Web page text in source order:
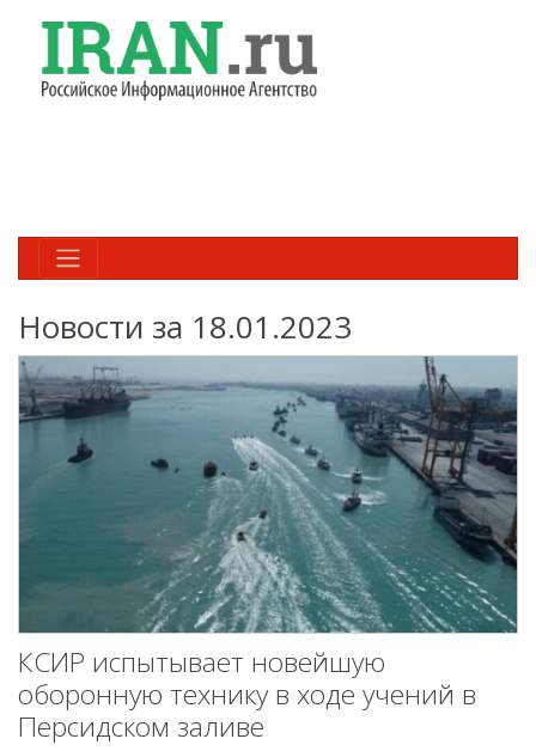
Новости за 18.01.2023
КСИР испытывает новейшую
оборонную технику в ходе учений в
Персидском заливе